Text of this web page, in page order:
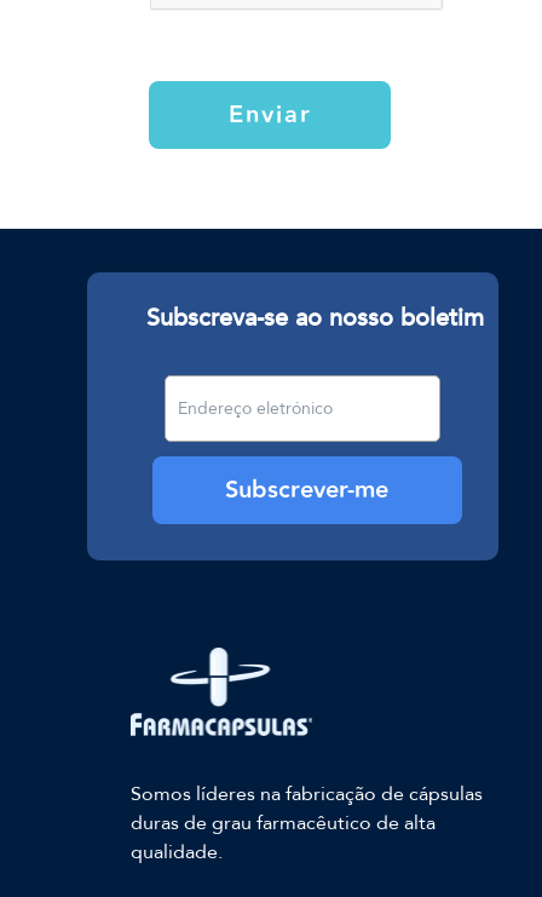
Enviar
Subscreva-se ao nosso boletim
Subscrever-me
Somos líderes na fabricação de cápsulas
duras de grau farmacêutico de alta
qualidade.